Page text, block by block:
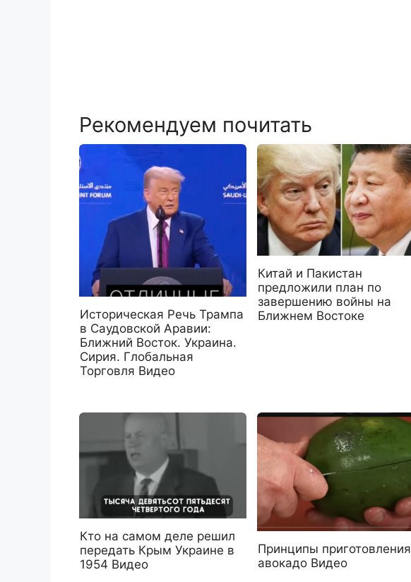
Рекомендуем почитать
Историческая Речь Трампа
в Саудовской Аравии:
Ближний Восток. Украина.
Сирия. Глобальная
Торговля Видео
Китай и Пакистан
предложили план по
завершению войны на
Ближнем Востоке
Кто на самом деле решил
передать Крым Украине в
1954 Видео
Принципы приготовления
авокадо Видео